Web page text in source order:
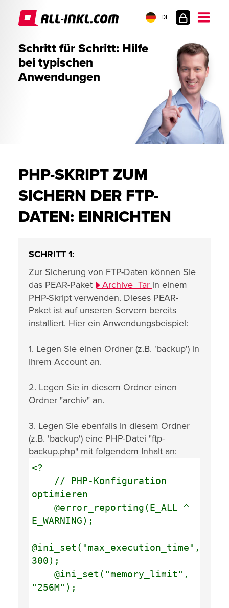
DE
Schritt für Schritt: Hilfe
bei typischen
Anwendungen
PHP-SKRIPT ZUM
SICHERN DER FTP-
DATEN: EINRICHTEN
SCHRITT 1:
Zur Sicherung von FTP-Daten können Sie
das PEAR-Paket
Archive_Tar in einem
PHP-Skript verwenden. Dieses PEAR-
Paket ist auf unseren Servern bereits
installiert. Hier ein Anwendungsbeispiel:
1. Legen Sie einen Ordner (z.B. 'backup') in
Ihrem Account an.
2. Legen Sie in diesem Ordner einen
Ordner "archiv" an.
3. Legen Sie ebenfalls in diesem Ordner
(z.B. 'backup') eine PHP-Datei "ftp-
backup.php" mit folgendem Inhalt an:
<?
// PHP-Konfiguration
optimieren
@error_reporting(E_ALL ^
E_WARNING);
@ini_set("max_execution_time",
300);
@ini_set("memory_limit",
"256M");